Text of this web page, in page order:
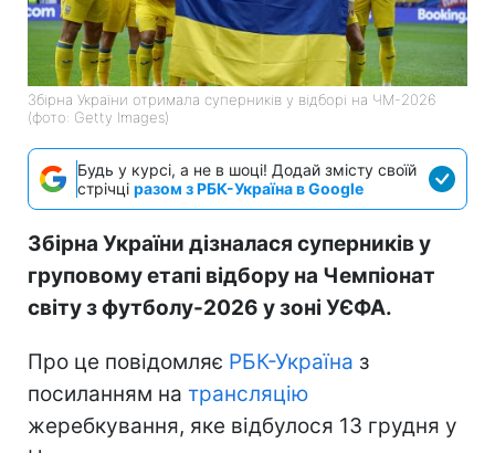
Збірна України отримала суперників у відборі на ЧМ-2026
(фото: Getty Images)
Будь у курсі, а не в шоці! Додай змісту своїй
стрічці разом з РБК-Україна в Google
Збірна України дізналася суперників у
груповому етапі відбору на Чемпіонат
світу з футболу-2026 у зоні УЄФА.
Про це повідомляє РБК-Україна з
посиланням на трансляцію
жеребкування, яке відбулося 13 грудня у